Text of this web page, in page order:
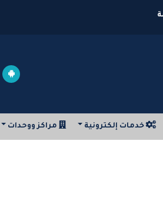
خدمات إلكترونية مراكز ووحدات